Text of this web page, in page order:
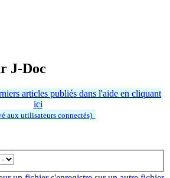
J-Doc
articles publiés dans l'aide en cliquant
ici
aux utilisateurs connectés)